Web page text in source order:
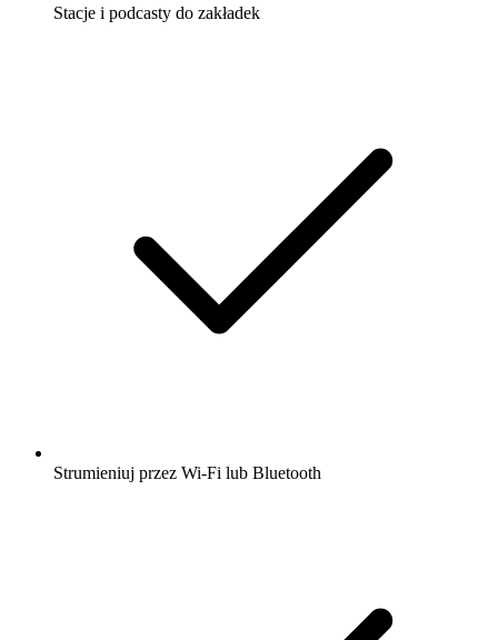
Stacje i podcasty do zakładek
Strumieniuj przez Wi-Fi lub Bluetooth